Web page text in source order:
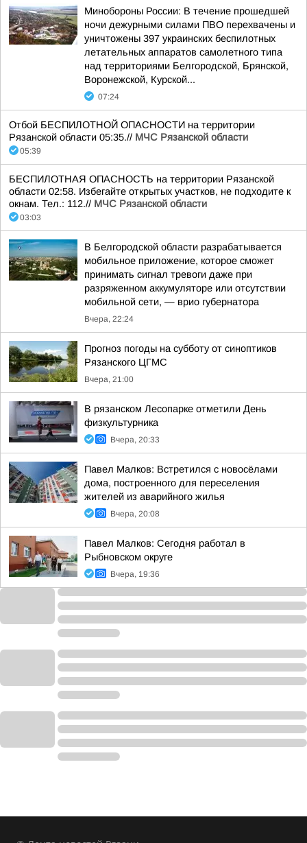
Минобороны России: В течение прошедшей
ночи дежурными силами ПВО перехвачены и
уничтожены 397 украинских беспилотных
летательных аппаратов самолетного типа
над территориями Белгородской, Брянской,
Воронежской, Курской...
07:24
Отбой БЕСПИЛОТНОЙ ОПАСНОСТИ на территории
Рязанской области 05:35.// МЧС Рязанской области
05:39
БЕСПИЛОТНАЯ ОПАСНОСТЬ на территории Рязанской
области 02:58. Избегайте открытых участков, не подходите к
окнам. Тел.: 112.// МЧС Рязанской области
03:03
В Белгородской области разрабатывается
мобильное приложение, которое сможет
принимать сигнал тревоги даже при
разряженном аккумуляторе или отсутствии
мобильной сети, — врио губернатора
Вчера, 22:24
Прогноз погоды на субботу от синоптиков
Рязанского ЦГМС
Вчера, 21:00
В рязанском Лесопарке отметили День
физкультурника
Вчера, 20:33
Павел Малков: Встретился с новосёлами
дома, построенного для переселения
жителей из аварийного жилья
Вчера, 20:08
Павел Малков: Сегодня работал в
Рыбновском округе
Вчера, 19:36